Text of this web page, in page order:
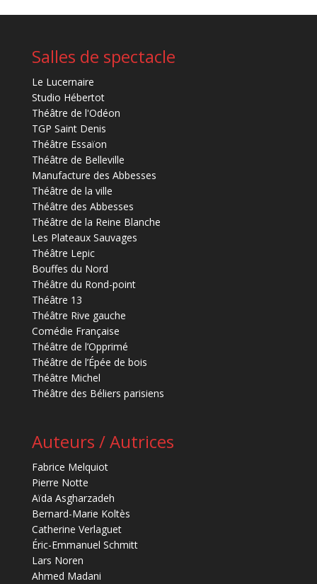
Salles de spectacle
Le Lucernaire
Studio Hébertot
Théâtre de l'Odéon
TGP Saint Denis
Théâtre Essaïon
Théâtre de Belleville
Manufacture des Abbesses
Théâtre de la ville
Théâtre des Abbesses
Théâtre de la Reine Blanche
Les Plateaux Sauvages
Théâtre Lepic
Bouffes du Nord
Théâtre du Rond-point
Théâtre 13
Théâtre Rive gauche
Comédie Française
Théâtre de l’Opprimé
Théâtre de l’Épée de bois
Théâtre Michel
Théâtre des Béliers parisiens
Auteurs / Autrices
Fabrice Melquiot
Pierre Notte
Aïda Asgharzadeh
Bernard-Marie Koltès
Catherine Verlaguet
Éric-Emmanuel Schmitt
Lars Noren
Ahmed Madani